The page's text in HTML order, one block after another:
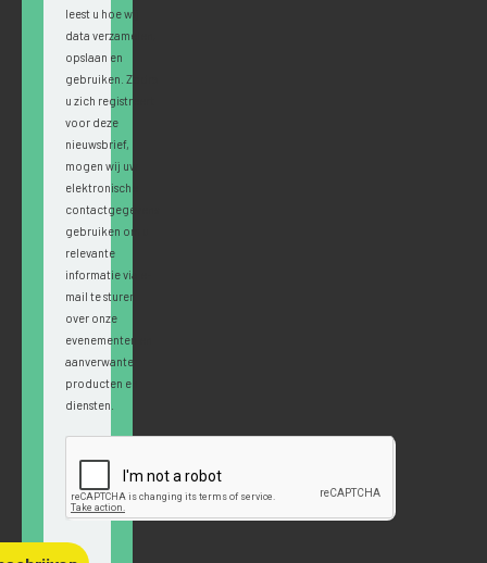
leest u hoe wij
data verzamelen,
opslaan en
gebruiken. Zodra
u zich registreert
voor deze
nieuwsbrief,
mogen wij uw
elektronische
contactgegevens
gebruiken om u
relevante
informatie via e-
mail te sturen
over onze
evenementen en
aanverwante
producten en
diensten.